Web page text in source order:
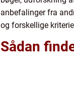
anbefalinger fra
og forskellige
Sådan